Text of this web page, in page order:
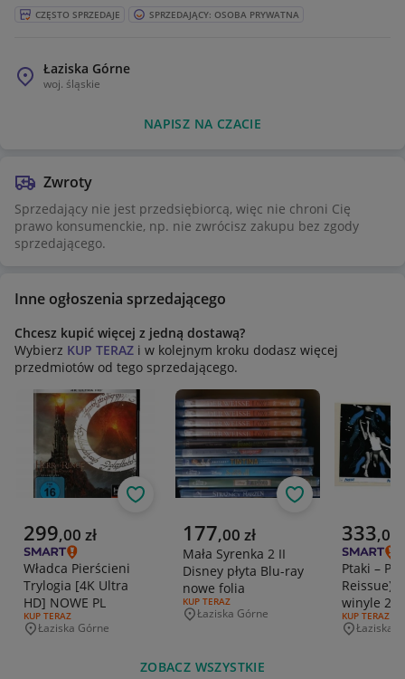
CZĘSTO SPRZEDAJE SPRZEDAJĄCY: OSOBA PRYWATNA
Łaziska Górne
woj. śląskie
NAPISZ NA CZACIE
Zwroty
Sprzedający nie jest przedsiębiorcą, więc nie chroni Cię
prawo konsumenckie, np. nie zwrócisz zakupu bez zgody
sprzedającego.
Inne ogłoszenia sprzedającego
Chcesz kupić więcej z jedną dostawą?
Wybierz KUP TERAZ i w kolejnym kroku dodasz więcej
przedmiotów od tego sprzedającego.
Aktualna cena
299,00 zł
Władca Pierścieni
Trylogia [4K Ultra
HD] NOWE PL
RODZAJ OFERTY:
KUP TERAZ
Miejscowość
Łaziska Górne
Obserwuj
Aktualna cena
177,00 zł
Mała Syrenka 2 II
Disney płyta Blu-ray
nowe folia
RODZAJ OFERTY:
KUP TERAZ
Miejscowość
Łaziska Górne
Obserwuj
Aktualna
333,00
Ptaki –
Reissue)
winyle 2
RODZAJ
KUP TERAZ
Łaziska
ZOBACZ WSZYSTKIE